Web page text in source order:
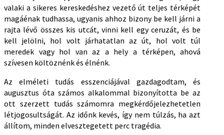
valaki a sikeres kereskedéshez vezető út teljes térképét
magáénak tudhassa, ugyanis ahhoz bizony be kell járni a
rajta lévő összes kis utcát, vinni kell egy ceruzát, és be
kell jelölni, hol volt járhatatlan az út, hol volt túl
meredek vagy hol van az a hely a térképen, ahová
szívesen költöznénk és élnénk.
Az elméleti tudás esszenciájával gazdagodtam, és
augusztus óta számos alkalommal bizonyította be az
ott szerzett tudás számomra megkérdőjelezhetetlen
létjogosultságát. Az időnk kevés, így nem túlzás, ha azt
állítom, minden elvesztegetett perc tragédia.